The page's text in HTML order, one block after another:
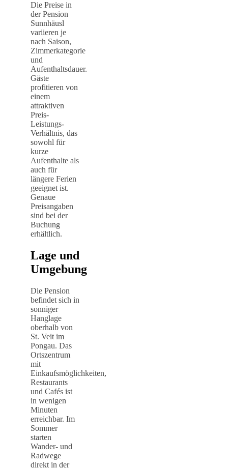
Die Preise in
der Pension
Sunnhäusl
variieren je
nach Saison,
Zimmerkategorie
und
Aufenthaltsdauer.
Gäste
profitieren von
einem
attraktiven
Preis-
Leistungs-
Verhältnis, das
sowohl für
kurze
Aufenthalte als
auch für
längere Ferien
geeignet ist.
Genaue
Preisangaben
sind bei der
Buchung
erhältlich.
Lage und
Umgebung
Die Pension
befindet sich in
sonniger
Hanglage
oberhalb von
St. Veit im
Pongau. Das
Ortszentrum
mit
Einkaufsmöglichkeiten,
Restaurants
und Cafés ist
in wenigen
Minuten
erreichbar. Im
Sommer
starten
Wander- und
Radwege
direkt in der